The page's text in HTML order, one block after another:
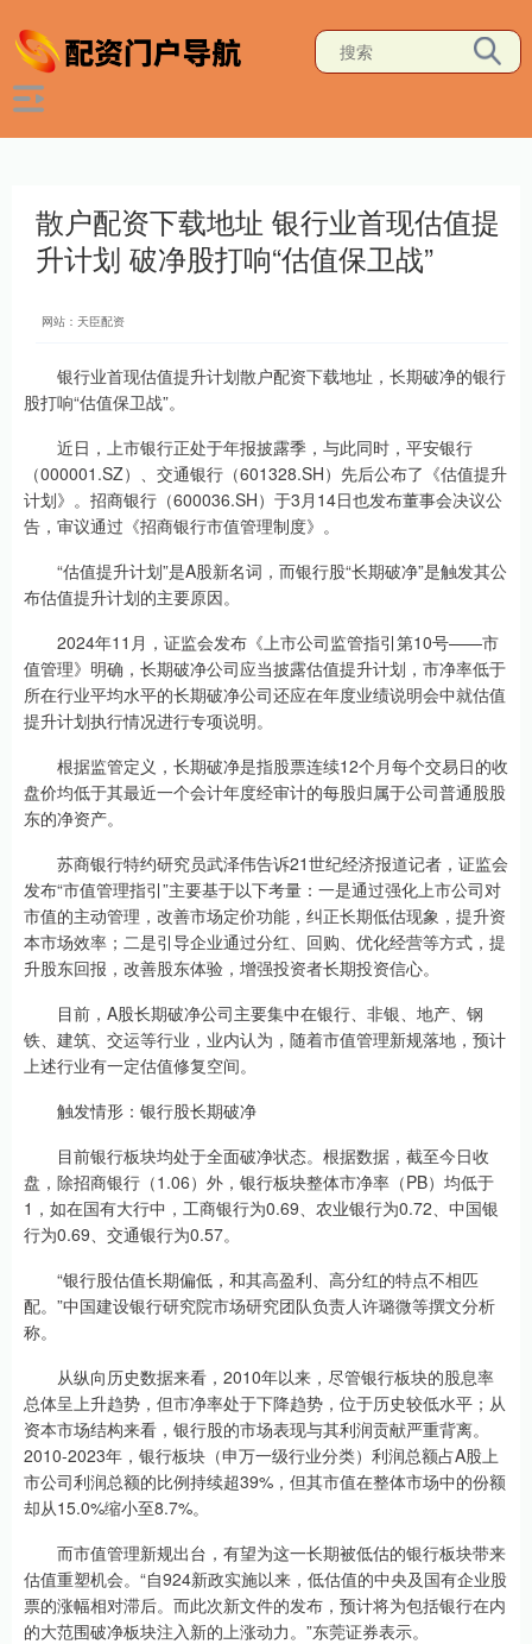
散户配资下载地址 银行业首现估值提
升计划 破净股打响“估值保卫战”
网站：天臣配资
银行业首现估值提升计划散户配资下载地址，长期破净的银行
股打响“估值保卫战”。
近日，上市银行正处于年报披露季，与此同时，平安银行
（000001.SZ）、交通银行（601328.SH）先后公布了《估值提升
计划》。招商银行（600036.SH）于3月14日也发布董事会决议公
告，审议通过《招商银行市值管理制度》。
“估值提升计划”是A股新名词，而银行股“长期破净”是触发其公
布估值提升计划的主要原因。
2024年11月，证监会发布《上市公司监管指引第10号——市
值管理》明确，长期破净公司应当披露估值提升计划，市净率低于
所在行业平均水平的长期破净公司还应在年度业绩说明会中就估值
提升计划执行情况进行专项说明。
根据监管定义，长期破净是指股票连续12个月每个交易日的收
盘价均低于其最近一个会计年度经审计的每股归属于公司普通股股
东的净资产。
苏商银行特约研究员武泽伟告诉21世纪经济报道记者，证监会
发布“市值管理指引”主要基于以下考量：一是通过强化上市公司对
市值的主动管理，改善市场定价功能，纠正长期低估现象，提升资
本市场效率；二是引导企业通过分红、回购、优化经营等方式，提
升股东回报，改善股东体验，增强投资者长期投资信心。
目前，A股长期破净公司主要集中在银行、非银、地产、钢
铁、建筑、交运等行业，业内认为，随着市值管理新规落地，预计
上述行业有一定估值修复空间。
触发情形：银行股长期破净
目前银行板块均处于全面破净状态。根据数据，截至今日收
盘，除招商银行（1.06）外，银行板块整体市净率（PB）均低于
1，如在国有大行中，工商银行为0.69、农业银行为0.72、中国银
行为0.69、交通银行为0.57。
“银行股估值长期偏低，和其高盈利、高分红的特点不相匹
配。”中国建设银行研究院市场研究团队负责人许璐微等撰文分析
称。
从纵向历史数据来看，2010年以来，尽管银行板块的股息率
总体呈上升趋势，但市净率处于下降趋势，位于历史较低水平；从
资本市场结构来看，银行股的市场表现与其利润贡献严重背离。
2010-2023年，银行板块（申万一级行业分类）利润总额占A股上
市公司利润总额的比例持续超39%，但其市值在整体市场中的份额
却从15.0%缩小至8.7%。
而市值管理新规出台，有望为这一长期被低估的银行板块带来
估值重塑机会。“自924新政实施以来，低估值的中央及国有企业股
票的涨幅相对滞后。而此次新文件的发布，预计将为包括银行在内
的大范围破净板块注入新的上涨动力。”东莞证券表示。